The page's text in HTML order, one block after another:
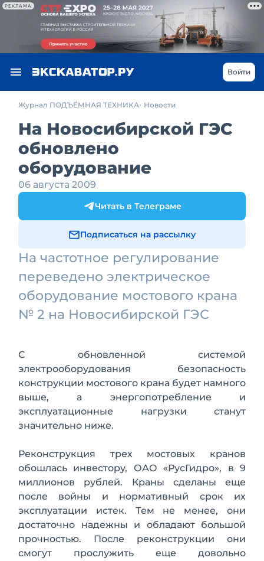
РЕКЛАМА
Войти
Журнал ПОДЪЁМНАЯ ТЕХНИКА Новости
На Новосибирской ГЭС
обновлено
оборудование
06 августа 2009
Читать в Телеграме
Подписаться на рассылку
На частотное регулирование
переведено электрическое
оборудование мостового крана
№ 2 на Новосибирской ГЭС
С обновленной системой
электрооборудования безопасность
конструкции мостового крана будет намного
выше, а энергопотребление и
эксплуатационные нагрузки станут
значительно ниже.
Реконструкция трех мостовых кранов
обошлась инвестору, ОАО «РусГидро», в 9
миллионов рублей. Краны сделаны еще
после войны и нормативный срок их
эксплуатации истек. Тем не менее, они
достаточно надежны и обладают большой
прочностью. После реконструкции они
смогут прослужить еще довольно